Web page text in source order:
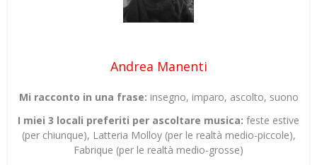
Andrea Manenti
Mi racconto in una frase: insegno, imparo, ascolto, suono
I miei 3 locali preferiti per ascoltare musica: feste estive
(per chiunque), Latteria Molloy (per le realtà medio-piccole),
Fabrique (per le realtà medio-grosse)